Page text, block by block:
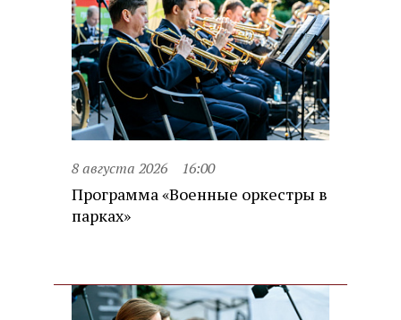
8 августа 2026 16:00
Программа «Военные оркестры в
парках»